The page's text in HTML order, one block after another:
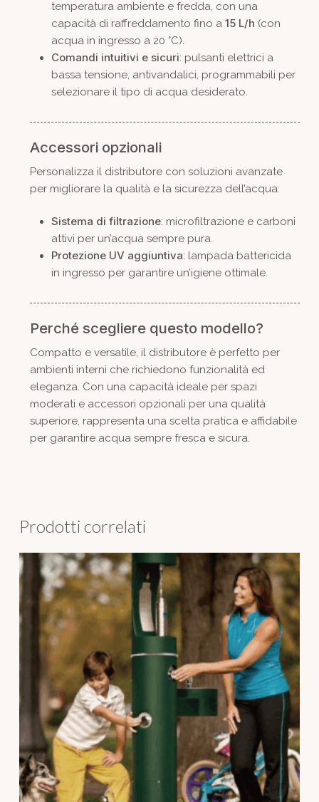
temperatura ambiente e fredda, con una
capacità di raffreddamento fino a 15 L/h (con
acqua in ingresso a 20 °C).
Comandi intuitivi e sicuri: pulsanti elettrici a
bassa tensione, antivandalici, programmabili per
selezionare il tipo di acqua desiderato.
Accessori opzionali
Personalizza il distributore con soluzioni avanzate
per migliorare la qualità e la sicurezza dell’acqua:
Sistema di filtrazione: microfiltrazione e carboni
attivi per un’acqua sempre pura.
Protezione UV aggiuntiva: lampada battericida
in ingresso per garantire un’igiene ottimale.
Perché scegliere questo modello?
Compatto e versatile, il distributore è perfetto per
ambienti interni che richiedono funzionalità ed
eleganza. Con una capacità ideale per spazi
moderati e accessori opzionali per una qualità
superiore, rappresenta una scelta pratica e affidabile
per garantire acqua sempre fresca e sicura.
Prodotti correlati